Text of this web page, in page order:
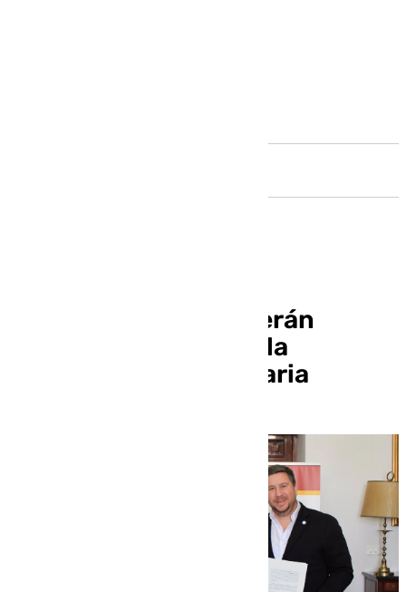
La US y Google ofrecerán
herramientas de IA a la
comunidad universitaria